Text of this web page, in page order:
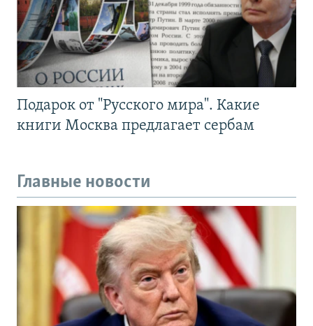
Подарок от "Русского мира". Какие
книги Москва предлагает сербам
Главные новости